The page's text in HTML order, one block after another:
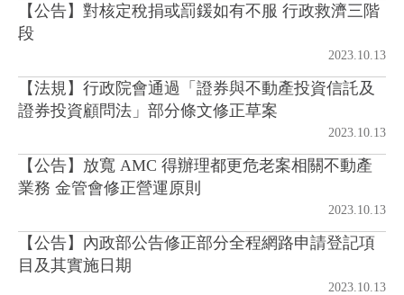
電子報
【公告】對核定稅捐或罰鍰如有不服 行政救濟三階
段
2023.10.13
【法規】行政院會通過「證券與不動產投資信託及
證券投資顧問法」部分條文修正草案
2023.10.13
【公告】放寬 AMC 得辦理都更危老案相關不動產
業務 金管會修正營運原則
2023.10.13
【公告】內政部公告修正部分全程網路申請登記項
目及其實施日期
2023.10.13